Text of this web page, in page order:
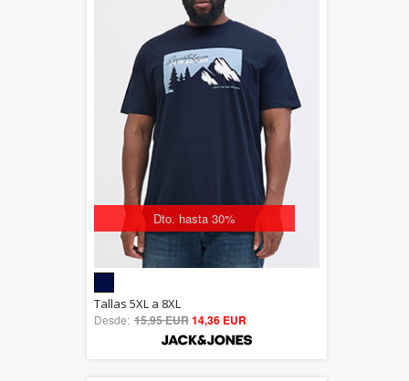
Dto. hasta 30%
5.00
out of 5
Tallas 5XL a 8XL
Desde: 15,95 EUR14,36 EUR